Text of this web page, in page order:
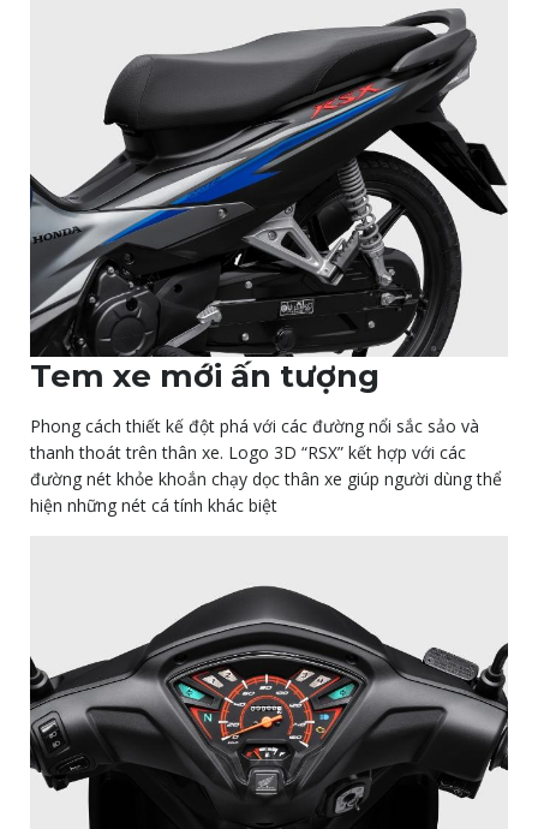
Tem xe mới ấn tượng
Phong cách thiết kế đột phá với các đường nổi sắc sảo và
thanh thoát trên thân xe. Logo 3D “RSX” kết hợp với các
đường nét khỏe khoắn chạy dọc thân xe giúp người dùng thể
hiện những nét cá tính khác biệt